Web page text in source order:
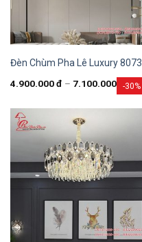
-30%
Đèn Chùm Pha Lê Luxury 8073
4.900.000đ – 7.100.000